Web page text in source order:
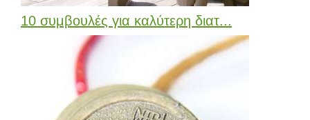
10 συμβουλές για καλύτερη διατ...